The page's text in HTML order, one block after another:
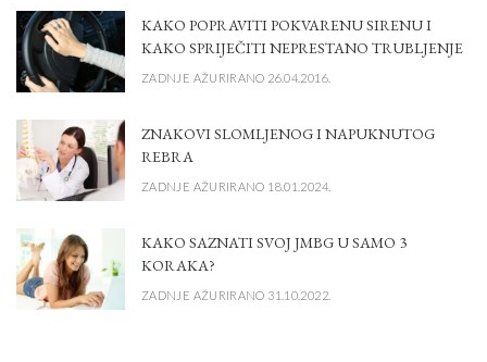
KAKO POPRAVITI POKVARENU SIRENU I
KAKO SPRIJEČITI NEPRESTANO TRUBLJENJE
ZADNJE AŽURIRANO 26.04.2016.
ZNAKOVI SLOMLJENOG I NAPUKNUTOG
REBRA
ZADNJE AŽURIRANO 18.01.2024.
KAKO SAZNATI SVOJ JMBG U SAMO 3
KORAKA?
ZADNJE AŽURIRANO 31.10.2022.